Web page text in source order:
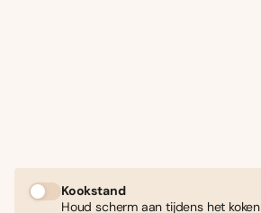
Kookstand
Houd scherm aan tijdens het koken